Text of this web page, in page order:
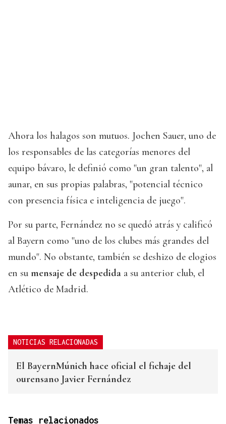
Ahora los halagos son mutuos. Jochen Sauer, uno de
los responsables de las categorías menores del
equipo bávaro, le definió como "un gran talento", al
aunar, en sus propias palabras, "potencial técnico
con presencia física e inteligencia de juego".
Por su parte, Fernández no se quedó atrás y calificó
al Bayern como "uno de los clubes más grandes del
mundo". No obstante, también se deshizo de elogios
en su mensaje de despedida a su anterior club, el
Atlético de Madrid.
NOTICIAS RELACIONADAS
El BayernMúnich hace oficial el fichaje del
ourensano Javier Fernández
Temas relacionados